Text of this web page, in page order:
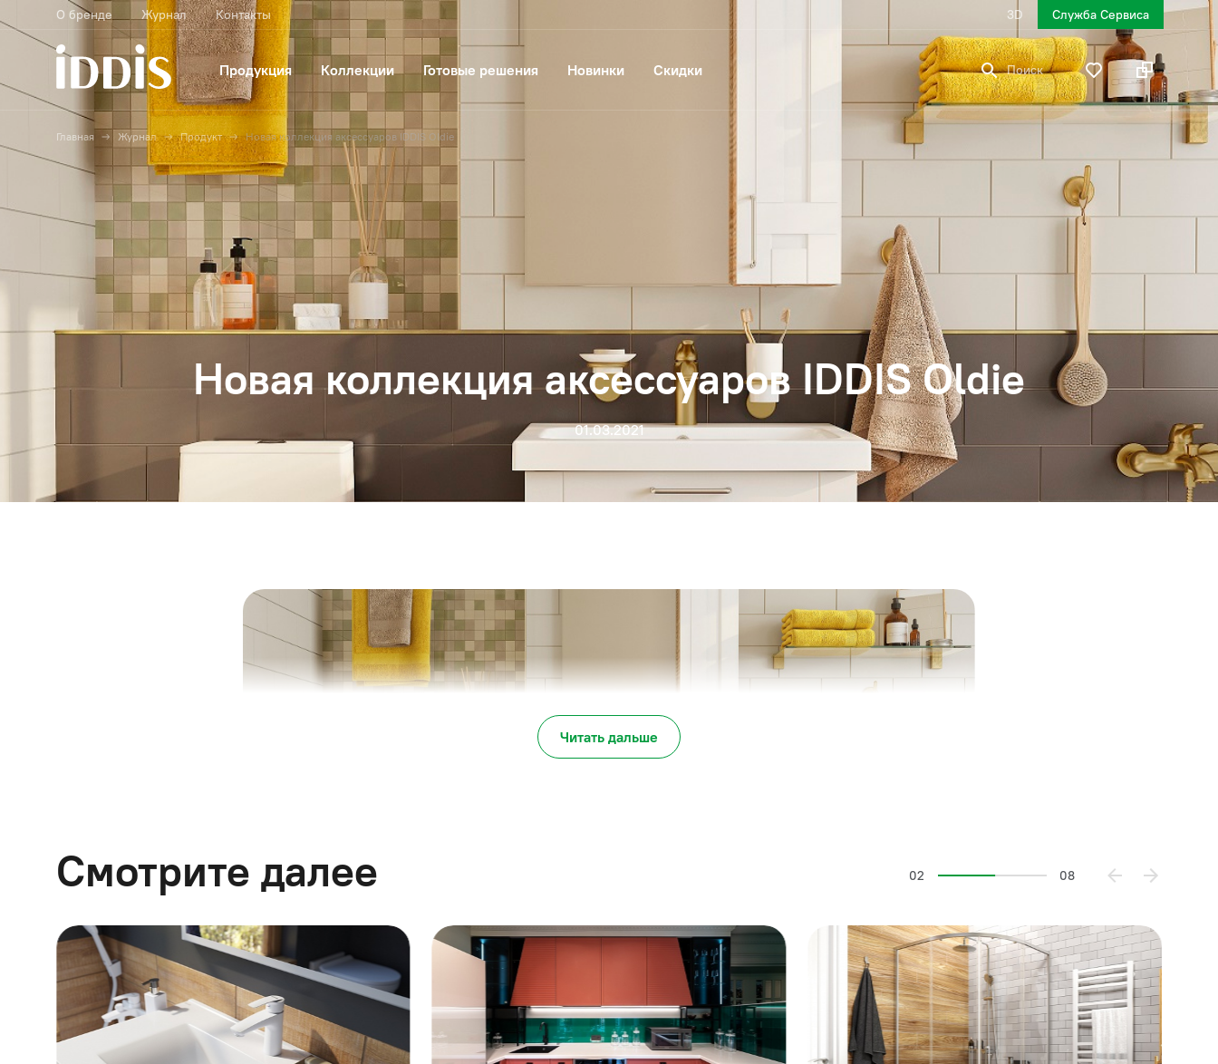
О бренде Журнал Контакты 3D Служба Сервиса
Продукция Коллекции Готовые решения Новинки Скидки Поиск
Главная Журнал Продукт Новая коллекция аксессуаров IDDIS Oldie
Новая коллекция аксессуаров IDDIS Oldie
01.03.2021
Коллекция аксессуаров для ванной комнаты IDDIS Oldie гармонично завершит интерьер в
ретростиле, расставив в пространстве важные стилистические акценты.
Аксессуары выполнены в бронзовом цвете и имеют матовое покрытие. В коллекцию IDDIS
Oldie входят крючок, подстаканник, мыльница, держатель и ёрш для туалета.
Читать дальше
Смотрите далее 02 08